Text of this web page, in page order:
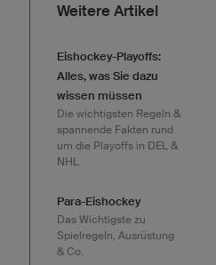
Weitere Artikel
Eishockey-Playoffs:
Alles, was Sie dazu
wissen müssen
Die wichtigsten Regeln &
spannende Fakten rund
um die Playoffs in DEL &
NHL
Para-Eishockey
Das Wichtigste zu
Spielregeln, Ausrüstung
& Co.